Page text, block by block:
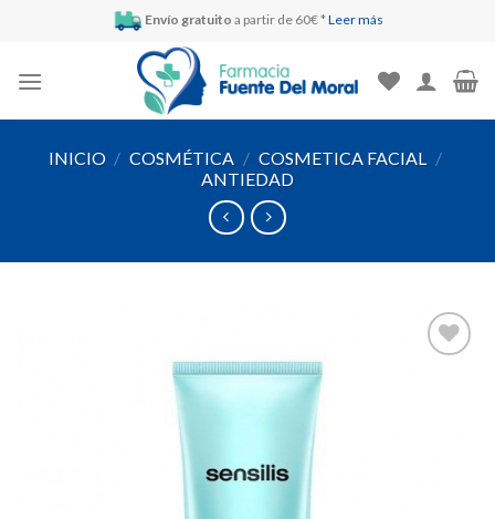
Envío gratuito a partir de 60€ * Leer más
INICIO / COSMÉTICA / COSMETICA FACIAL /
ANTIEDAD